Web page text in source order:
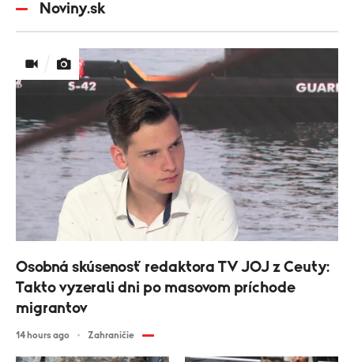
Noviny.sk
Osobná skúsenosť redaktora TV JOJ z Ceuty:
Takto vyzerali dni po masovom príchode
migrantov
14 hours ago Zahraničie